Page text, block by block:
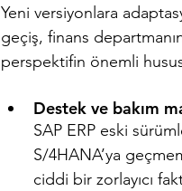
Yeni versiyonlara
geçiş, finans
perspektifin önemli
Destek ve bakım
SAP ERP eski
S/4HANA’ya
ciddi bir zorlayıcı